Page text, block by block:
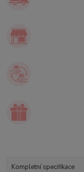
Kompletní specifikace